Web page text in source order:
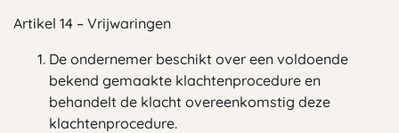
Artikel 14 – Vrijwaringen
De ondernemer beschikt over een voldoende
bekend gemaakte klachtenprocedure en
behandelt de klacht overeenkomstig deze
klachtenprocedure.